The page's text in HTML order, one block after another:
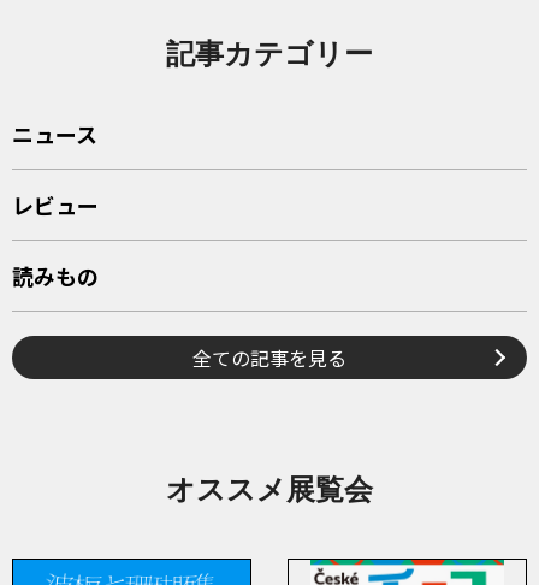
記事カテゴリー
ニュース
レビュー
読みもの
全ての記事を見る
オススメ展覧会